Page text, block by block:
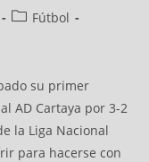
Fútbol
su primer
AD Cartaya por 3-2
la Liga Nacional
para hacerse con